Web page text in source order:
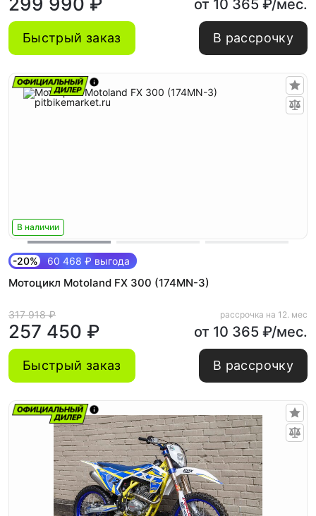
от 10 365 ₽/мес.
Быстрый заказ В рассрочку
В наличии
-20% 60 468 ₽ выгода
Мотоцикл Motoland FX 300 (174MN-3)
317 918 ₽
257 450 ₽
рассрочка на 12. мес
от 10 365 ₽/мес.
Быстрый заказ В рассрочку